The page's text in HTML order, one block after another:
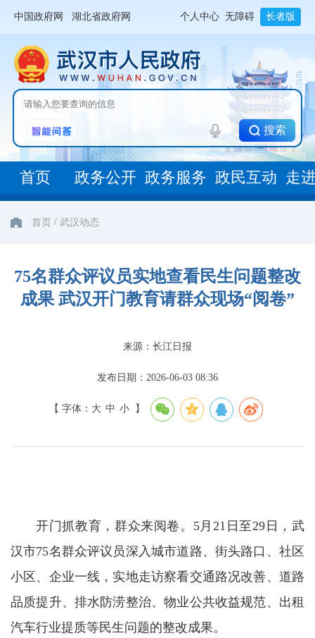
中国政府网 湖北省政府网 个人中心 无障碍 长者版
搜索
首页 政务公开 政务服务 政民互动 走
首页 / 武汉动态
75名群众评议员实地查看民生问题整改
成果 武汉开门教育请群众现场“阅卷”
来源：长江日报
发布日期：2026-06-03 08:36
【 字体： 大 中 小 】
开门抓教育，群众来阅卷。5月21日至29日，武
汉市75名群众评议员深入城市道路、街头路口、社区
小区、企业一线，实地走访察看交通路况改善、道路
品质提升、排水防涝整治、物业公共收益规范、出租
汽车行业提质等民生问题的整改成果。